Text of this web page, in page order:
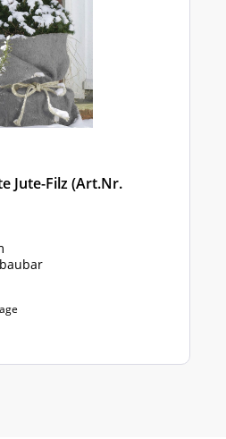
Jute-Filz (Art.Nr.